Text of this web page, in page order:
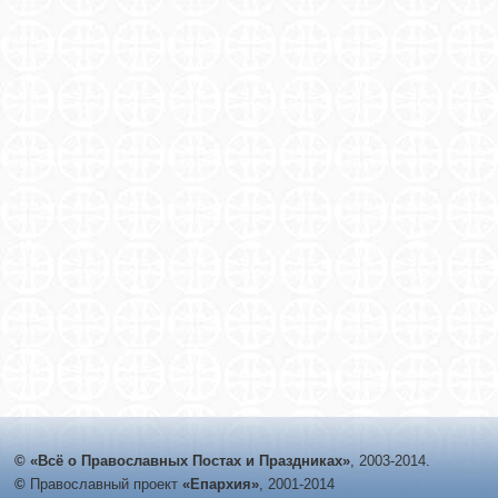
© «Всё о Православных Постах и Праздниках», 2003-2014.
© Православный проект «Епархия», 2001-2014